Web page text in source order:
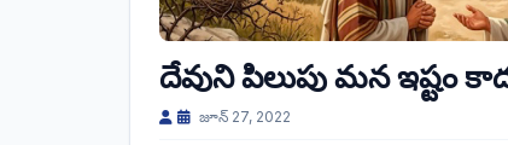
దేవుని పిలుపు మన ఇష్టం
జూన్ 27, 2022